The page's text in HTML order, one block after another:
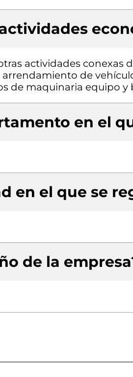
actividades conexas
arrendamiento de
de maquinaria equipo y
en el
en el que se
de la